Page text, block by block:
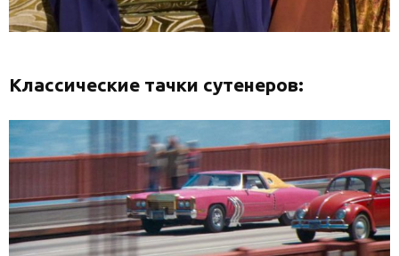
Классические тачки сутенеров: